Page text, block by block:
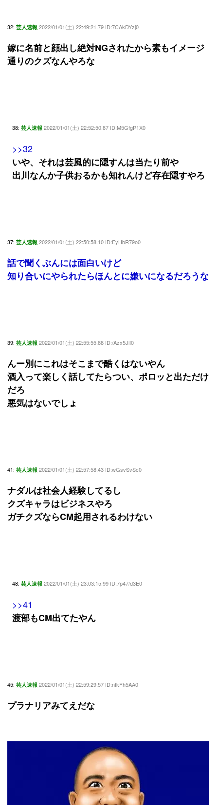
32: 芸人速報 2022/01/01(土) 22:49:21.79 ID:7CAkDYzj0
嫁に名前と顔出し絶対NGされたから素もイメージ
通りのクズなんやろな
38: 芸人速報 2022/01/01(土) 22:52:50.87 ID:M5GfgP1X0
>>32
いや、それは芸風的に隠すんは当たり前や
出川なんか子供おるかも知れんけど存在隠すやろ
37: 芸人速報 2022/01/01(土) 22:50:58.10 ID:EyHbR79o0
話で聞くぶんには面白いけど
知り合いにやられたらほんとに嫌いになるだろうな
39: 芸人速報 2022/01/01(土) 22:55:55.88 ID:/Azx5JlI0
んー別にこれはそこまで酷くはないやん
酒入って楽しく話してたらつい、ポロッと出ただけ
だろ
悪気はないでしょ
41: 芸人速報 2022/01/01(土) 22:57:58.43 ID:wGsvSvSc0
ナダルは社会人経験してるし
クズキャラはビジネスやろ
ガチクズならCM起用されるわけない
48: 芸人速報 2022/01/01(土) 23:03:15.99 ID:7p47/d3E0
>>41
渡部もCM出てたやん
45: 芸人速報 2022/01/01(土) 22:59:29.57 ID:nfkFh5AA0
プラナリアみてえだな